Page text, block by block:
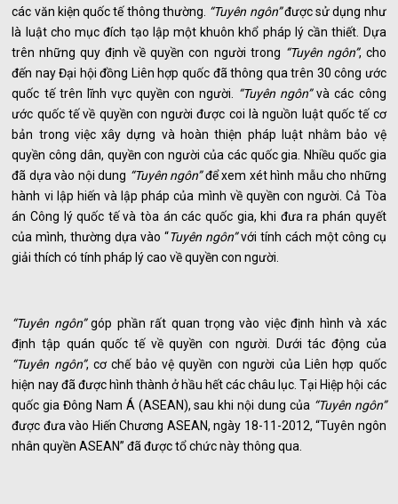
các văn kiện quốc tế thông thường. “Tuyên ngôn”được sử dụng như
là luật cho mục đích tạo lập một khuôn khổ pháp lý cần thiết. Dựa
trên những quy định về quyền con người trong “Tuyên ngôn”, cho
đến nay Đại hội đồng Liên hợp quốc đã thông qua trên 30 công ước
quốc tế trên lĩnh vực quyền con người.
“Tuyên ngôn”và các công
ước quốc tế về quyền con người được coi là nguồn luật quốc tế cơ
bản trong việc xây dựng và hoàn thiện pháp luật nhằm bảo vệ
quyền công dân, quyền con người của các quốc gia. Nhiều quốc gia
đã dựa vào nội dung “Tuyên ngôn”để xem xét hình mẫu cho những
hành vi lập hiến và lập pháp của mình về quyền con người. Cả Tòa
án Công lý quốc tế và tòa án các quốc gia, khi đưa ra phán quyết
của mình, thường dựa vào “Tuyên ngôn”với tính cách một công cụ
giải thích có tính pháp lý cao về quyền con người.
“Tuyên ngôn”góp phần rất quan trọng vào việc định hình và xác
định tập quán quốc tế về quyền con người. Dưới tác động của
“Tuyên ngôn”, cơ chế bảo vệ quyền con người của Liên hợp quốc
hiện nay đã được hình thành ở hầu hết các châu lục. Tại Hiệp hội các
quốc gia Đông Nam Á (ASEAN), sau khi nội dung của “Tuyên ngôn”
được đưa vào Hiến Chương ASEAN, ngày 18-11-2012, “Tuyên ngôn
nhân quyền ASEAN” đã được tổ chức này thông qua.